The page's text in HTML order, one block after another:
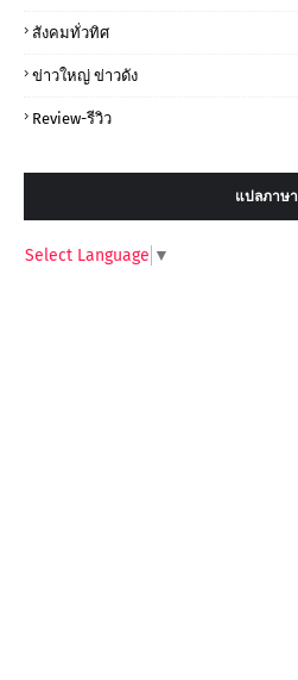
สังคมทั่วทิศ
ข่าวใหญ่ ข่าวดัง
Review-รีวิว
แปลภาษา
Select Language ▼